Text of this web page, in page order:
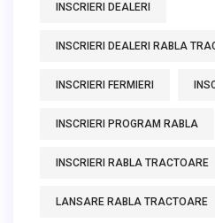
INSCRIERI DEALERI
INSCRIERI DEALERI RABLA
INSCRIERI FERMIERI
INSCRIERI PROGRAM RABLA
INSCRIERI RABLA TRACTOARE
LANSARE RABLA TRACTOARE